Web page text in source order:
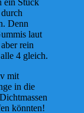
ein Stück
Denn
laut
rein
4 gleich.
mit
in die
könnten!